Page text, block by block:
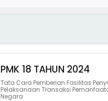
PMK 18 TAHUN 2024
Tata Cara Pemberian Fasilitas
Pelaksanaan Transaksi
Negara